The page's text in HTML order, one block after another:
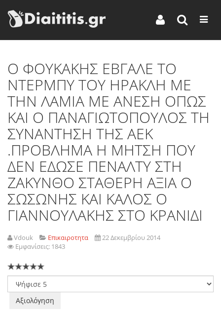
Ο ΦΟΥΚΑΚΗΣ ΕΒΓΑΛΕ ΤΟ
ΝΤΕΡΜΠΥ ΤΟΥ ΗΡΑΚΛΗ ΜΕ
ΤΗΝ ΛΑΜΙΑ ΜΕ ΑΝΕΣΗ ΟΠΩΣ
ΚΑΙ Ο ΠΑΝΑΓΙΩΤΟΠΟΥΛΟΣ ΤΗ
ΣΥΝΑΝΤΗΣΗ ΤΗΣ ΑΕΚ
.ΠΡΟΒΛΗΜΑ Η ΜΗΤΣΗ ΠΟΥ
ΔΕΝ ΕΔΩΣΕ ΠΕΝΑΛΤΥ ΣΤΗ
ΖΑΚΥΝΘΟ ΣΤΑΘΕΡΗ ΑΞΙΑ Ο
ΣΩΣΩΝΗΣ ΚΑΙ ΚΑΛΟΣ Ο
ΓΙΑΝΝΟΥΛΑΚΗΣ ΣΤΟ ΚΡΑΝΙΔΙ
Vdouk Επικαιροτητα
22 Δεκεμβρίου 2014
Εμφανίσεις: 1843
Παρακαλώ
αξιολογήστε